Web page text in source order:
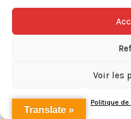
Voir les
Politique
Translate »